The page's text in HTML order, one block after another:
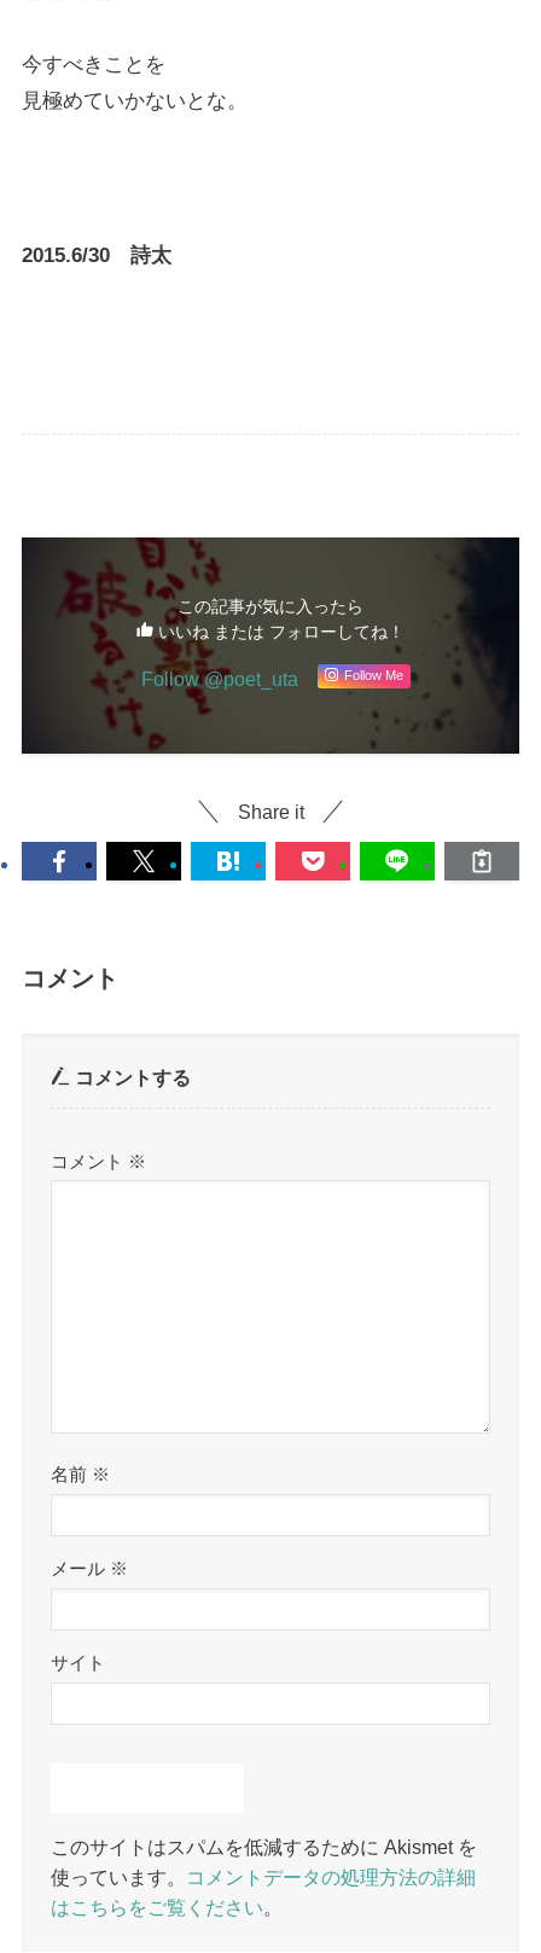
今すべきことを
見極めていかないとな。
2015.6/30 詩太
この記事が気に入ったら
いいね または フォローしてね！
Follow @poet_uta Follow Me
Share it
コメント
コメントする
コメント ※
名前 ※
メール ※
サイト
このサイトはスパムを低減するために Akismet を
使っています。
コメントデータの処理方法の詳細
はこちらをご覧ください。